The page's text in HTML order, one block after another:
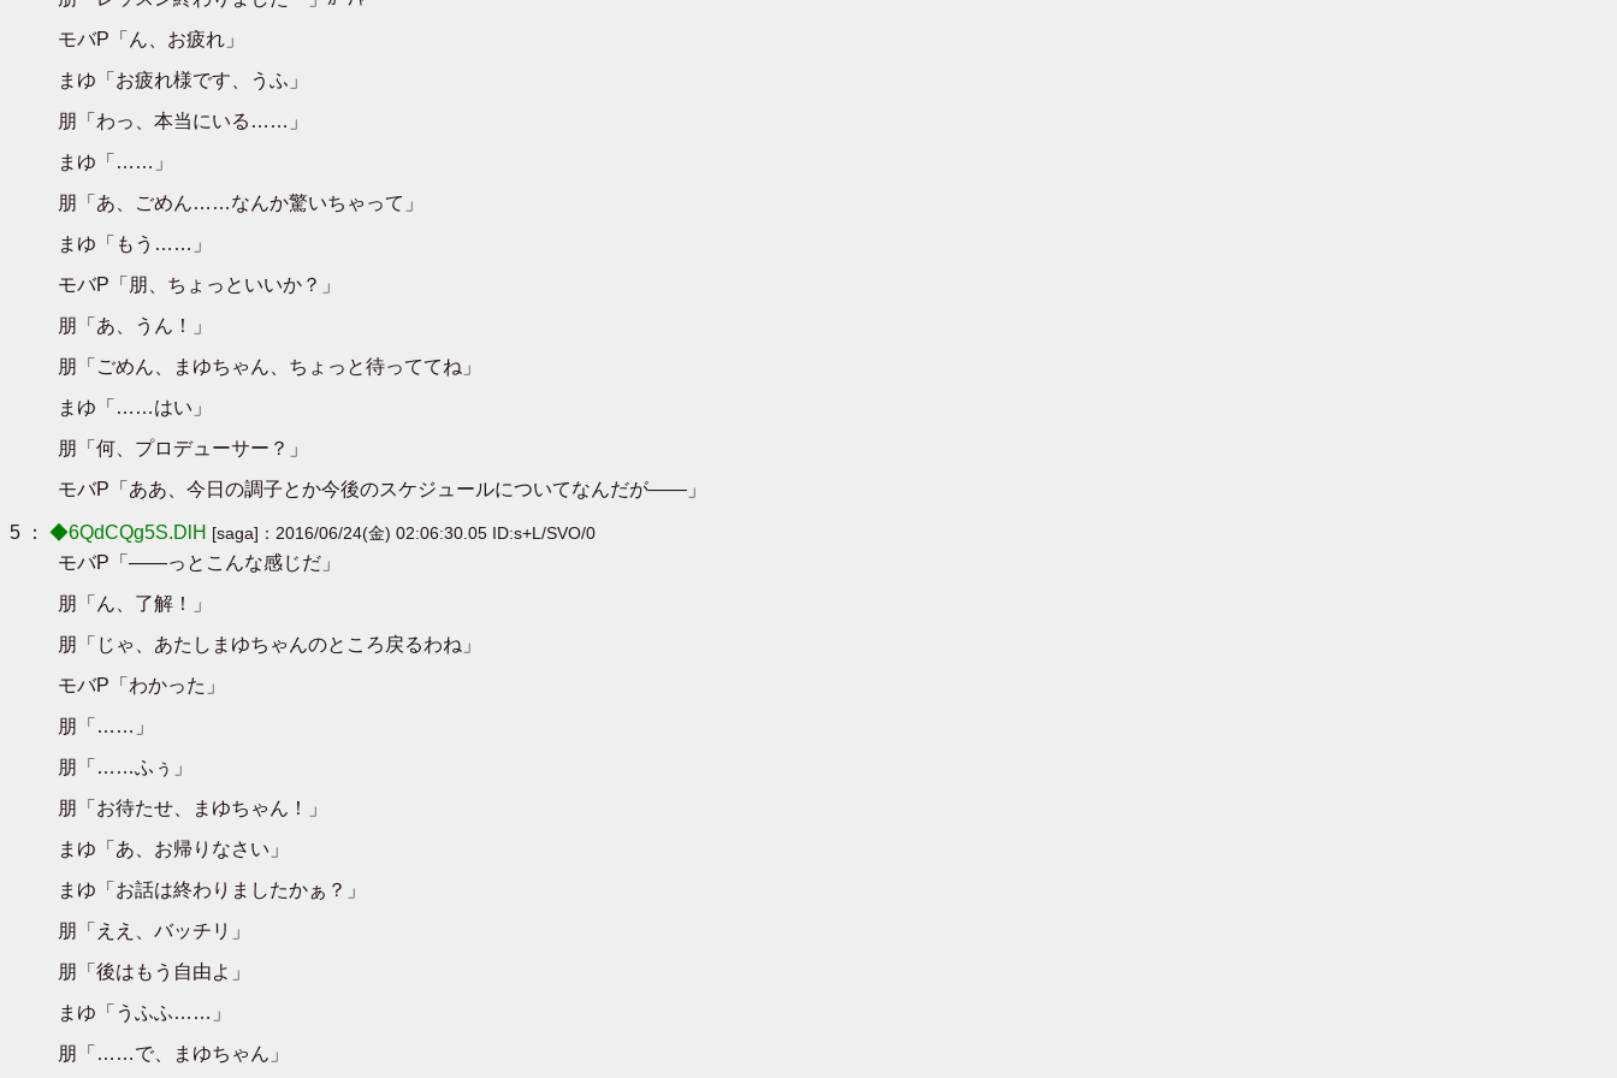
モバP「ん、お疲れ」
まゆ「お疲れ様です、うふ」
朋「わっ、本当にいる……」
まゆ「……」
朋「あ、ごめん……なんか驚いちゃって」
まゆ「もう……」
モバP「朋、ちょっといいか？」
朋「あ、うん！」
朋「ごめん、まゆちゃん、ちょっと待っててね」
まゆ「……はい」
朋「何、プロデューサー？」
モバP「ああ、今日の調子とか今後のスケジュールについてなんだが――」
5 ： ◆6QdCQg5S.DlH [saga]：2016/06/24(金) 02:06:30.05 ID:s+L/SVO/0
モバP「――っとこんな感じだ」
朋「ん、了解！」
朋「じゃ、あたしまゆちゃんのところ戻るわね」
モバP「わかった」
朋「……」
朋「……ふぅ」
朋「お待たせ、まゆちゃん！」
まゆ「あ、お帰りなさい」
まゆ「お話は終わりましたかぁ？」
朋「ええ、バッチリ」
朋「後はもう自由よ」
まゆ「うふふ……」
朋「……で、まゆちゃん」